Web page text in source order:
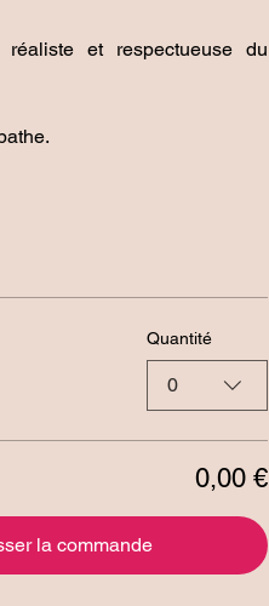
et respectueuse du
Quantité
0
0,00 €
la commande